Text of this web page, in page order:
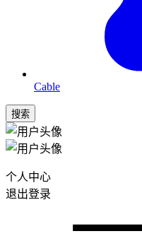
Cable
搜索
个人中心
退出登录